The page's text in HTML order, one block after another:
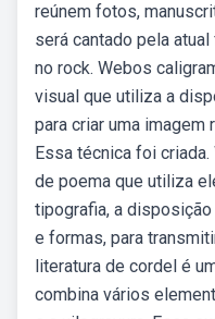
reúnem fotos,
será cantado pela
no rock. Webos
visual que utiliza a
para criar uma imagem
Essa técnica foi
de poema que utiliza
tipografia, a
e formas, para
literatura de cordel é
combina vários